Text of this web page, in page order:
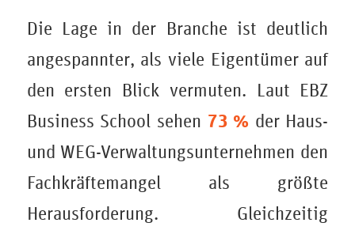
Die Lage in der Branche ist deutlich
angespannter, als viele Eigentümer auf
den ersten Blick vermuten. Laut EBZ
Business School sehen 73 % der Haus-
und WEG-Verwaltungsunternehmen den
Fachkräftemangel als größte
Herausforderung. Gleichzeitig